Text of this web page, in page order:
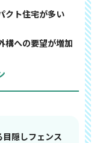
クト住宅が多い
構への要望が増加
隠しフェンス